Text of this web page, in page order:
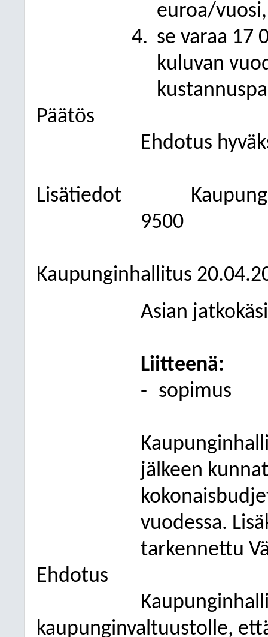
euroa/vuosi,
se varaa 17
kuluvan
Päätös
Ehdotus
Lisätiedot
9500
Kaupunginhallitus
Asian
Liitteenä:
- sopimus
jälkeen
vuodessa.
tarkennettu
Ehdotus
kaupunginvaltuustolle,